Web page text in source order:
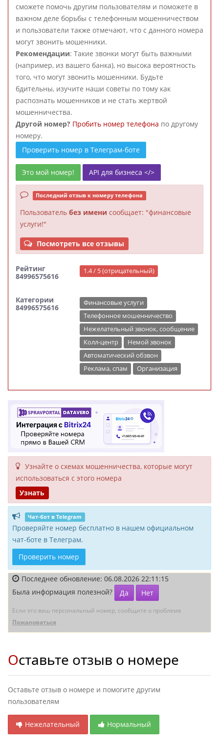
сможете помочь другим пользователям и поможете в
важном деле борьбы с телефонным мошенничеством
и пользователи также отмечают, что с данного номера
могут звонить мошенники.
Рекомендации: Такие звонки могут быть важными
(например, из вашего банка), но высока вероятность
того, что могут звонить мошенники. Будьте
бдительны, изучите наши советы по тому как
распознать мошенников и не стать жертвой
мошенничества.
Другой номер? Пробить номер телефона по другому
номеру.
Проверить номер в Телеграм-боте
Это мой номер! API для бизнеса </>
Последний отзыв к номеру телефона
Пользователь без имени сообщает: "финансовые
услуги!"
Посмотреть все отзывы
Рейтинг
84996575616
1.4 / 5 (отрицательный)
Категории
84996575616
Финансовые услуги
Телефонное мошенничество
Нежелательный звонок, сообщение
Колл-центр
Немой звонок
Автоматический обзвон
Реклама, спам
Организация
Узнайте о схемах мошенни­чества, кото­рые могут
исполь­зоваться с этого номера
Узнать
Чат-бот в Telegram
Проверяйте номер бесплатно в нашем официальном
чат-боте в Телеграм.
Проверить номер
Последнее обновление: 06.08.2026 22:11:15
Была информация полезной?
Да Нет
Если это ваш персональный номер, сообщите о проблеме
Пожаловаться
Оставьте отзыв о номере
Оставьте отзыв о номере и помогите другим
пользователям
Нежелательный Нормальный